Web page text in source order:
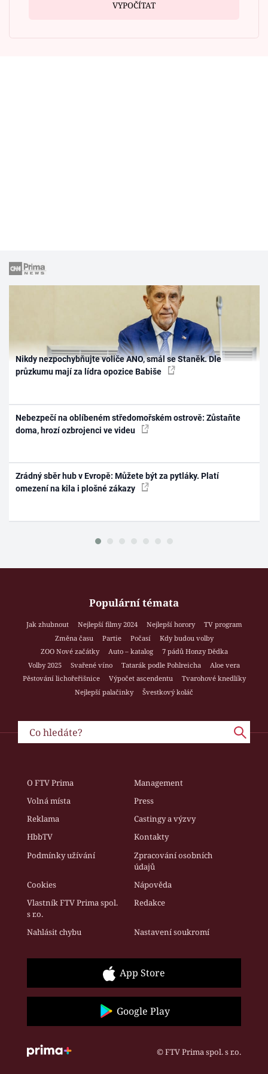
VYPOČÍTAT
Nikdy nezpochybňujte voliče ANO, smál se Staněk. Dle
průzkumu mají za lídra opozice Babiše
Nebezpečí na oblíbeném středomořském ostrově: Zůstaňte
doma, hrozí ozbrojenci ve videu
Zrádný sběr hub v Evropě: Můžete být za pytláky. Platí
omezení na kila i plošné zákazy
Populární témata
Jak zhubnout Nejlepší filmy 2024 Nejlepší horory
TV program
Změna času
Partie Počasí
Kdy budou volby
ZOO Nové začátky
Auto – katalog
7 pádů Honzy Dědka
Volby 2025
Svařené víno Tatarák podle Pohlreicha
Aloe vera
Pěstování lichořeřišnice
Výpočet ascendentu
Tvarohové knedlíky
Nejlepší palačinky
Švestkový koláč
O FTV Prima
Management
Volná místa
Press
Reklama
Castingy a výzvy
HbbTV
Kontakty
Podmínky užívání
Zpracování osobních
údajů
Cookies
Nápověda
Vlastník FTV Prima spol.
s r.o.
Redakce
Nahlásit chybu Nastavení soukromí
App Store
Google Play
© FTV Prima spol. s r.o.